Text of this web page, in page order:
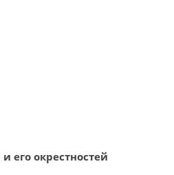
его окрестностей